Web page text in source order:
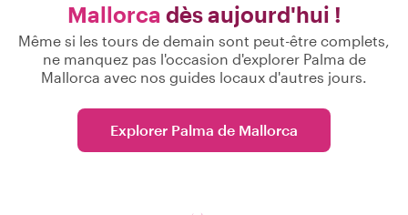
Mallorca dès aujourd'hui !
Même si les tours de demain sont peut-être complets,
ne manquez pas l'occasion d'explorer Palma de
Mallorca avec nos guides locaux d'autres jours.
Explorer Palma de Mallorca